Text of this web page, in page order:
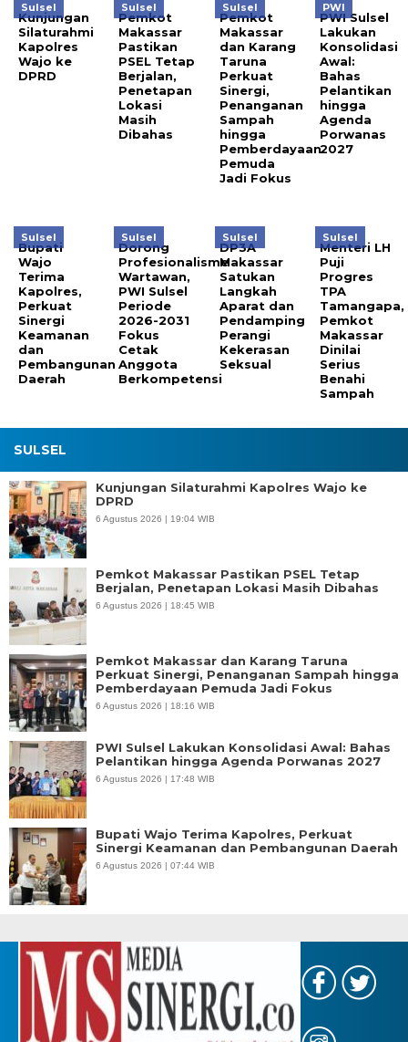
Sulsel
Kunjungan
Silaturahmi
Kapolres
Wajo ke
DPRD
Sulsel
Pemkot
Makassar
Pastikan
PSEL Tetap
Berjalan,
Penetapan
Lokasi
Masih
Dibahas
Sulsel
Pemkot
Makassar
dan Karang
Taruna
Perkuat
Sinergi,
Penanganan
Sampah
hingga
Pemberdayaan
Pemuda
Jadi Fokus
PWI
PWI Sulsel
Lakukan
Konsolidasi
Awal:
Bahas
Pelantikan
hingga
Agenda
Porwanas
2027
Sulsel
Bupati
Wajo
Terima
Kapolres,
Perkuat
Sinergi
Keamanan
dan
Pembangunan
Daerah
Sulsel
Dorong
Profesionalisme
Wartawan,
PWI Sulsel
Periode
2026-2031
Fokus
Cetak
Anggota
Berkompetensi
Sulsel
DP3A
Makassar
Satukan
Langkah
Aparat dan
Pendamping
Perangi
Kekerasan
Seksual
Sulsel
Menteri LH
Puji
Progres
TPA
Tamangapa,
Pemkot
Makassar
Dinilai
Serius
Benahi
Sampah
SULSEL
Kunjungan Silaturahmi Kapolres Wajo ke
DPRD
6 Agustus 2026 | 19:04 WIB
Pemkot Makassar Pastikan PSEL Tetap
Berjalan, Penetapan Lokasi Masih Dibahas
6 Agustus 2026 | 18:45 WIB
Pemkot Makassar dan Karang Taruna
Perkuat Sinergi, Penanganan Sampah hingga
Pemberdayaan Pemuda Jadi Fokus
6 Agustus 2026 | 18:16 WIB
PWI Sulsel Lakukan Konsolidasi Awal: Bahas
Pelantikan hingga Agenda Porwanas 2027
6 Agustus 2026 | 17:48 WIB
Bupati Wajo Terima Kapolres, Perkuat
Sinergi Keamanan dan Pembangunan Daerah
6 Agustus 2026 | 07:44 WIB